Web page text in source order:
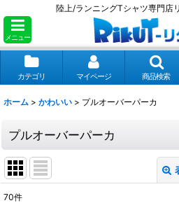
陸上/ランニングTシャツ専門店
メニュー
カテゴリ マイページ 商品検索
ホーム > かわいい > プルオーバーパーカ
プルオーバーパーカ
70件